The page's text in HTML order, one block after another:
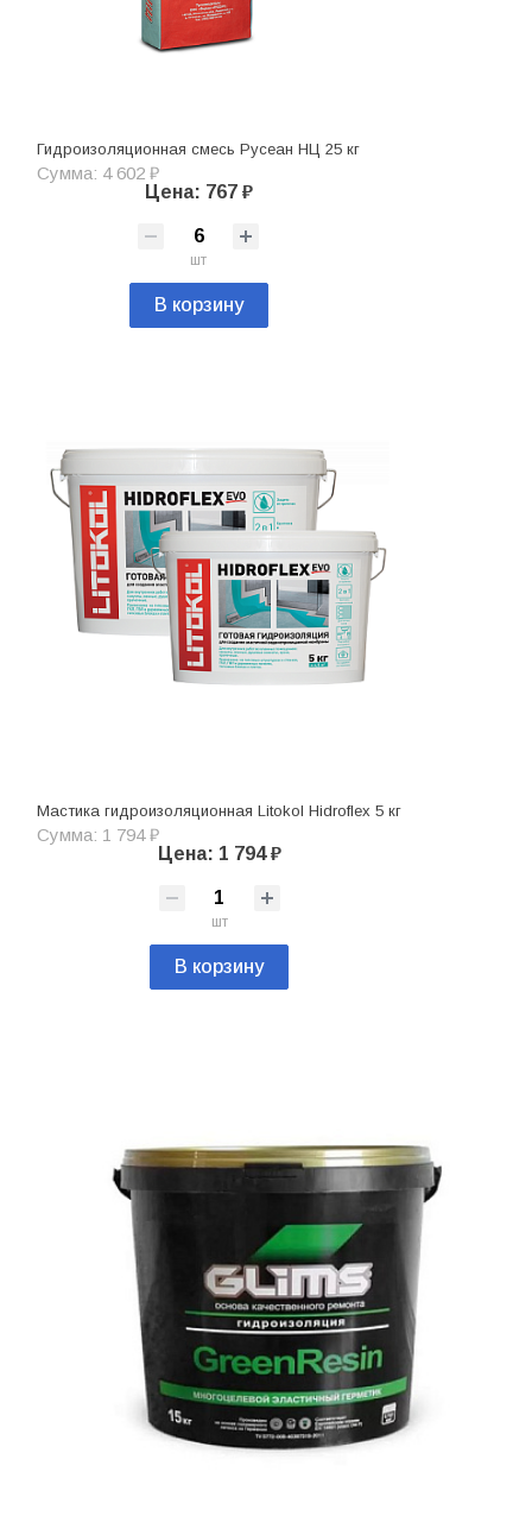
Гидроизоляционная смесь Русеан НЦ 25 кг
Сумма: 4 602 ₽
Цена: 767 ₽
шт
В корзину
Мастика гидроизоляционная Litokol Hidroflex 5 кг
Сумма: 1 794 ₽
Цена: 1 794 ₽
шт
В корзину